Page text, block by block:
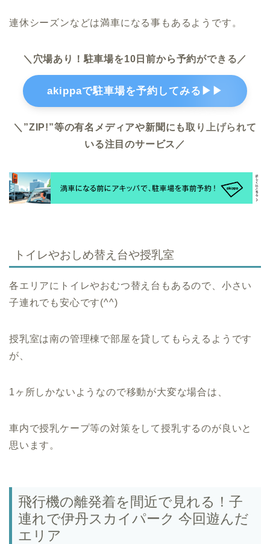
連休シーズンなどは満車になる事もあるようです。
＼穴場あり！駐車場を10日前から予約ができる／
akippaで駐車場を予約してみる▶▶
＼”ZIP!”等の有名メディアや新聞にも取り上げられて
いる注目のサービス／
トイレやおしめ替え台や授乳室
各エリアにトイレやおむつ替え台もあるので、小さい
子連れでも安心です(^^)
授乳室は南の管理棟で部屋を貸してもらえるようです
が、
1ヶ所しかないようなので移動が大変な場合は、
車内で授乳ケープ等の対策をして授乳するのが良いと
思います。
飛行機の離発着を間近で見れる！子
連れで伊丹スカイパーク 今回遊んだ
エリア